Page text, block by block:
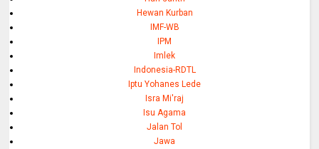
Hewan Kurban
IMF-WB
IPM
Imlek
Indonesia-RDTL
Iptu Yohanes Lede
Isra Mi'raj
Isu Agama
Jalan Tol
Jawa